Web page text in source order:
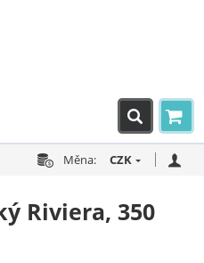
Měna: CZK
Riviera, 350